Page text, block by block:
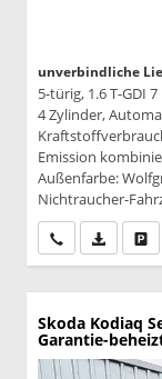
unverbindliche
5-türig, 1.6 T-GDI 7
4 Zylinder,
Emission
Außenfarbe:
Nichtraucher-
Wir rufen Sie an
PDF-
Skoda Kodiaq
Garantie-